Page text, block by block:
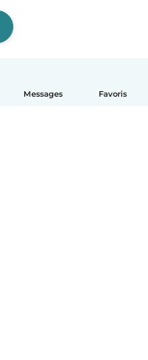
Messages Favoris